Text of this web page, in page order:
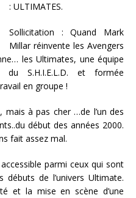
: ULTIMATES.
Sollicitation : Quand Mark
Millar réinvente les Avengers
les Ultimates, une équipe
S.H.I.E.L.D. et formée
en groupe !
mais à pas cher …de l’un des
début des années 2000.
fait assez mal.
parmi ceux qui sont
de l’univers Ultimate.
et la mise en scène d’une